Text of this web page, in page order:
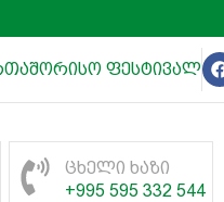
ფესტივალის
ცხელი ხაზი
+995 595 332 544